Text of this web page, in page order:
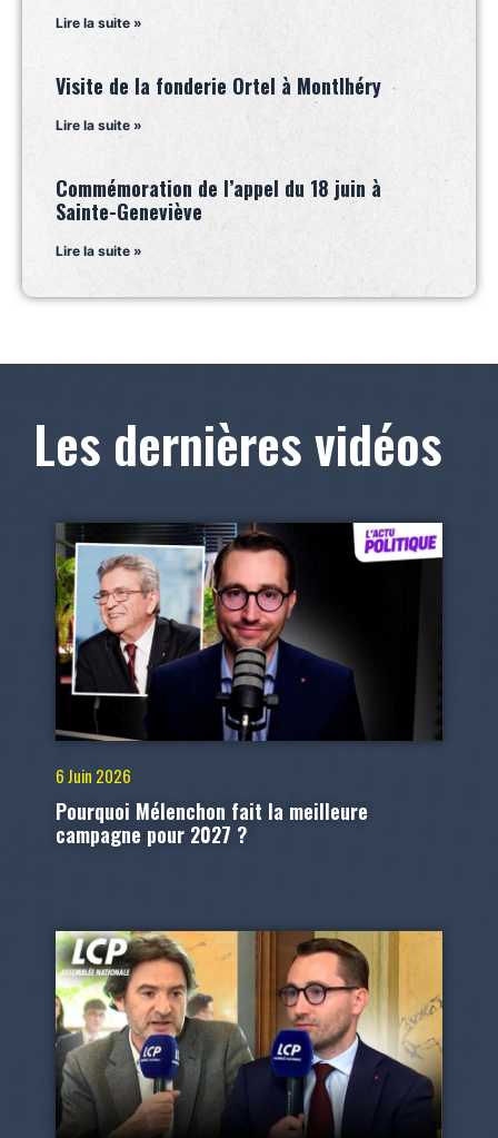
Lire la suite »
Visite de la fonderie Ortel à Montlhéry
Lire la suite »
Commémoration de l’appel du 18 juin à
Sainte-Geneviève
Lire la suite »
Les dernières vidéos
6 Juin 2026
Pourquoi Mélenchon fait la meilleure
campagne pour 2027 ?